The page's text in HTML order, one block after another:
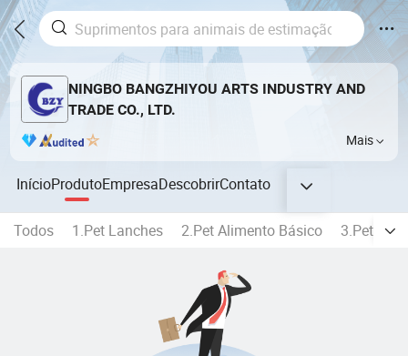
NINGBO BANGZHIYOU ARTS INDUSTRY AND
TRADE CO., LTD.
Mais
InícioProdutoEmpresaDescobrirContato
Todos 1.Pet Lanches 2.Pet Alimento Básico 3.Pet